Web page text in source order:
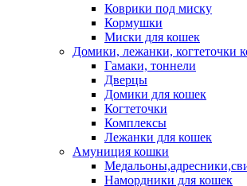
Коврики под миску
Кормушки
Миски для кошек
Домики, лежанки, когтеточки
Гамаки, тоннели
Дверцы
Домики для кошек
Когтеточки
Комплексы
Лежанки для кошек
Амуниция кошки
Намордники для кошек